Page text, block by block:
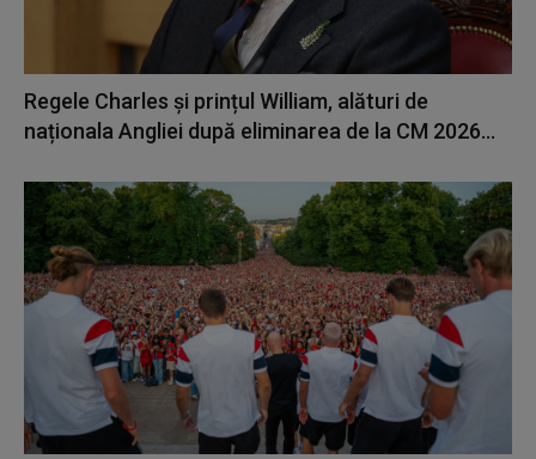
Regele Charles și prințul William, alături de
naționala Angliei după eliminarea de la CM 2026...